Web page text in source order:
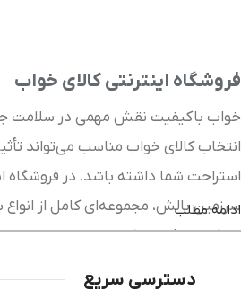
فروشگاه اینترنتی کالای خواب
خواب باکیفیت نقش مهمی در سلامت
انتخاب کالای خواب مناسب می‌تواند
استراحت شما داشته باشد. در فروشگاه
سرزمین بالش، مجموعه‌ای کامل از
لحاف، محافظ تشک و سایر محصولات
ادامه مطلب
دسترسی سریع